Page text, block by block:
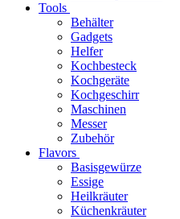
Tools
Behälter
Gadgets
Helfer
Kochbesteck
Kochgeräte
Kochgeschirr
Maschinen
Messer
Zubehör
Flavors
Basisgewürze
Essige
Heilkräuter
Küchenkräuter